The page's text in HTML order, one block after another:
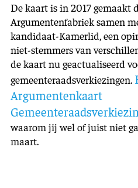
De kaart is in 2017 gemaakt
Argumentenfabriek samen
kandidaat-Kamerlid, een
niet-stemmers van
de kaart nu geactualiseerd
gemeenteraadsverkiezingen.
Argumentenkaart
waarom jij wel of juist niet
maart.